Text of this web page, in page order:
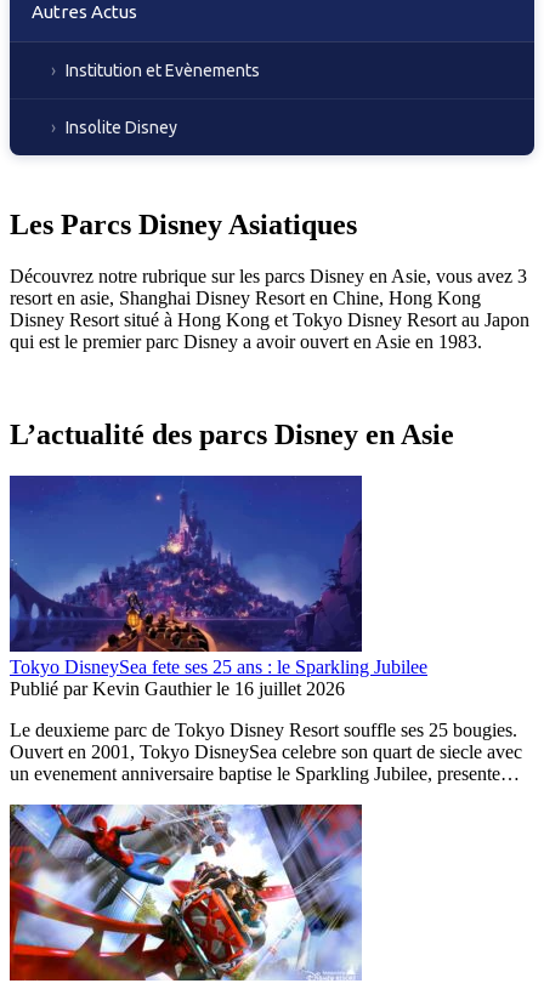
Autres Actus
Institution et Evènements
Insolite Disney
Les Parcs Disney Asiatiques
Découvrez notre rubrique sur les parcs Disney en Asie, vous avez 3
resort en asie, Shanghai Disney Resort en Chine, Hong Kong
Disney Resort situé à Hong Kong et Tokyo Disney Resort au Japon
qui est le premier parc Disney a avoir ouvert en Asie en 1983.
L’actualité des parcs Disney en Asie
Tokyo DisneySea fete ses 25 ans : le Sparkling Jubilee
Publié parKevin Gauthier le 16 juillet 2026
Le deuxieme parc de Tokyo Disney Resort souffle ses 25 bougies.
Ouvert en 2001, Tokyo DisneySea celebre son quart de siecle avec
un evenement anniversaire baptise le Sparkling Jubilee, presente…